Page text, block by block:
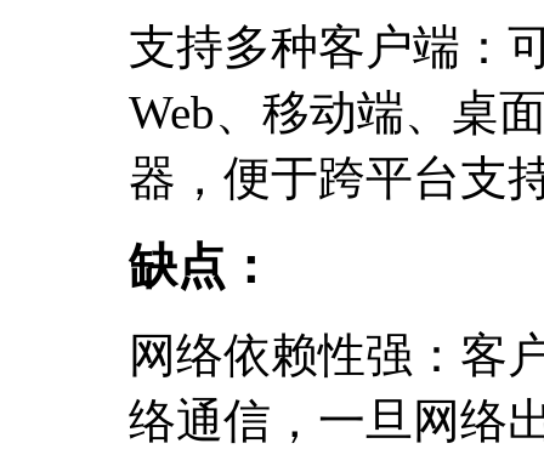
支持多种客户端：
Web、移动端、桌
器，便于跨平台支
缺点：
网络依赖性强：客
络通信，一旦网络